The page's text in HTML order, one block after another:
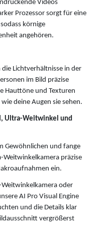
Videos
Prozessor sorgt für eine
körnige
angehören.
Lichtverhältnisse in der
im Bild präzise
Hauttöne und Texturen
deine Augen sie sehen.
Ultra-Weitwinkel und
Gewöhnlichen und fange
präzise
ein.
oder
AI Pro Visual Engine
und die Details klar
vergrößerst